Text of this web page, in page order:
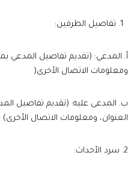
تفاصيل الطرفين:
أ. المدعي: (تقديم تفاصيل المدعي
ومعلومات الاتصال الأخرى(
ب. المدعى عليه: (تقديم تفاصيل
العنوان، ومعلومات الاتصال الأخرى)
2. سرد الأحداث: